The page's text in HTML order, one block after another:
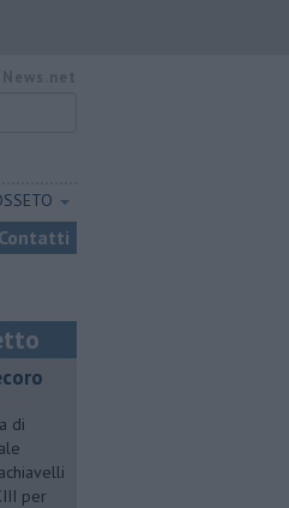
Contatti
di
per